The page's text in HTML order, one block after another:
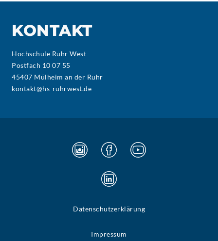
KONTAKT
Hochschule Ruhr West
Postfach 10 07 55
45407 Mülheim an der Ruhr
kontakt@hs-ruhrwest.de
Datenschutzerklärung
Impressum